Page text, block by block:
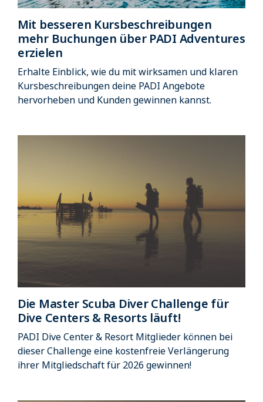
Mit besseren Kursbeschreibungen
mehr Buchungen über PADI Adventures
erzielen
Erhalte Einblick, wie du mit wirksamen und klaren
Kursbeschreibungen deine PADI Angebote
hervorheben und Kunden gewinnen kannst.
Die Master Scuba Diver Challenge für
Dive Centers & Resorts läuft!
PADI Dive Center & Resort Mitglieder können bei
dieser Challenge eine kostenfreie Verlängerung
ihrer Mitgliedschaft für 2026 gewinnen!